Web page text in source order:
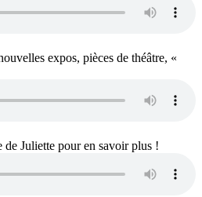
expos, pièces de théâtre, «
de Juliette pour en savoir plus !